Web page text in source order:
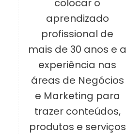
colocar o
aprendizado
profissional de
mais de 30 anos e a
experiência nas
áreas de Negócios
e Marketing para
trazer conteúdos,
produtos e serviços